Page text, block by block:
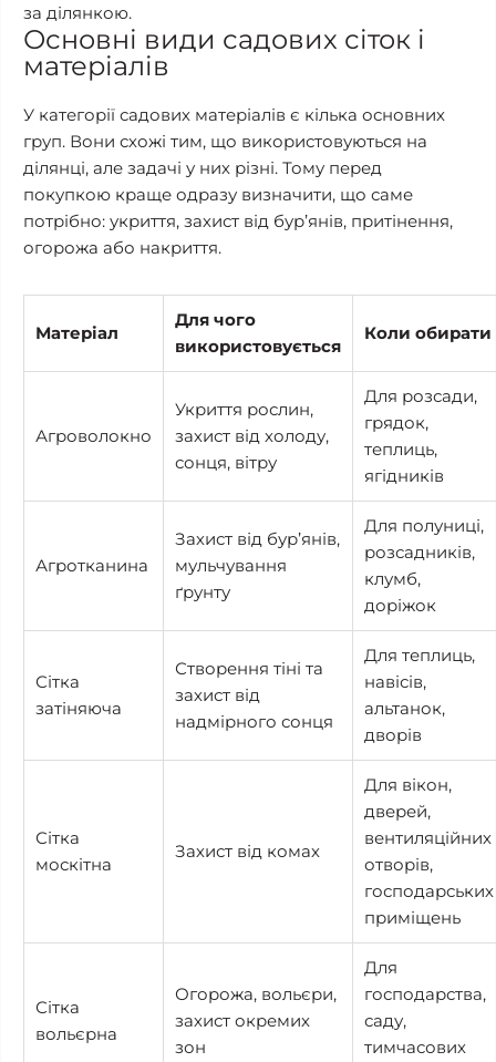
за ділянкою.
Основні види садових сіток і
матеріалів
У категорії садових матеріалів є кілька основних
груп. Вони схожі тим, що використовуються на
ділянці, але задачі у них різні. Тому перед
покупкою краще одразу визначити, що саме
потрібно: укриття, захист від бур’янів, притінення,
огорожа або накриття.
Матеріал
Для чого
використовується
Коли обирати
Агроволокно
Укриття рослин,
захист від холоду,
сонця, вітру
Для розсади,
грядок,
теплиць,
ягідників
Агротканина
Захист від бур’янів,
мульчування
ґрунту
Для полуниці,
розсадників,
клумб,
доріжок
Сітка
затіняюча
Створення тіні та
захист від
надмірного сонця
Для теплиць,
навісів,
альтанок,
дворів
Сітка
москітна
Захист від комах
Для вікон,
дверей,
вентиляційних
отворів,
господарських
приміщень
Сітка
вольєрна
Огорожа, вольєри,
захист окремих
зон
Для
господарства,
саду,
тимчасових